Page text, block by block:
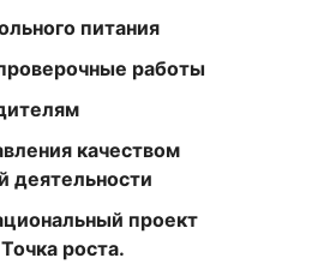
питания
работы
качеством
деятельности
проект
роста.